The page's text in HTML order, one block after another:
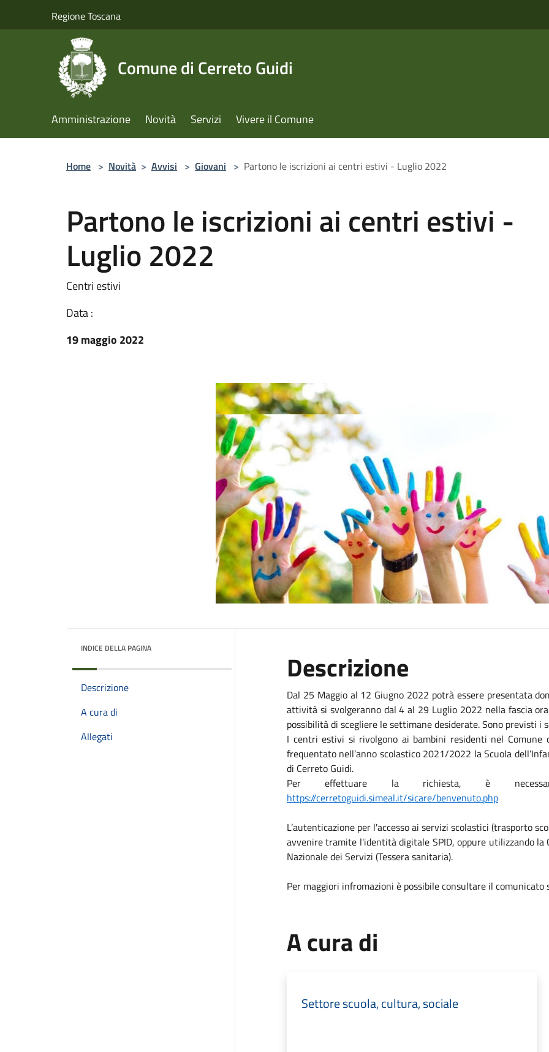
Regione Toscana
Comune di Cerreto Guidi
Amministrazione Novità Servizi Vivere il Comune
Home > Novità > Avvisi > Giovani > Partono le iscrizioni ai centri estivi - Luglio 2022
Partono le iscrizioni ai centri estivi -
Luglio 2022
Centri estivi
Data :
19 maggio 2022
INDICE DELLA PAGINA
Descrizione
A cura di
Allegati
Descrizione
Dal 25 Maggio al 12 Giugno 2022 potrà essere presentata
attività si svolgeranno dal 4 al 29 Luglio 2022 nella fascia
possibilità di scegliere le settimane desiderate. Sono previsti i
I centri estivi si rivolgono ai bambini residenti nel Comune
frequentato nell’anno scolastico 2021/2022 la Scuola
di Cerreto Guidi.
Per effettuare la richiesta, è
https://cerretoguidi.simeal.it/sicare/benvenuto.php
L’autenticazione per l'accesso ai servizi scolastici (trasporto
avvenire tramite l'identità digitale SPID, oppure utilizzando la
Nazionale dei Servizi (Tessera sanitaria).
Per maggiori infromazioni è possibile consultare il comunicato
A cura di
Settore scuola, cultura, sociale